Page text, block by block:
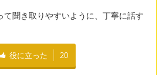
て聞き取りやすいように、丁寧に話す
役に立った 20